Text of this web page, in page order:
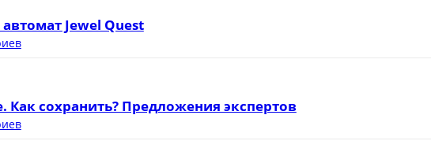
Jewel Quest
Как сохранить? Предложения экспертов